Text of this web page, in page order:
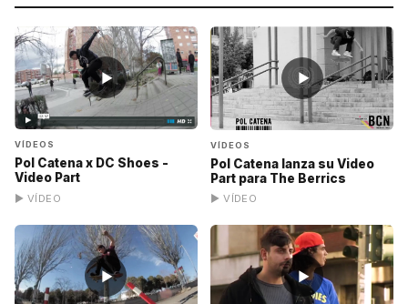
▶
VÍDEOS
Pol Catena x DC Shoes -
Video Part
▶ VÍDEO
▶
VÍDEOS
Pol Catena lanza su Video
Part para The Berrics
▶ VÍDEO
▶ ▶